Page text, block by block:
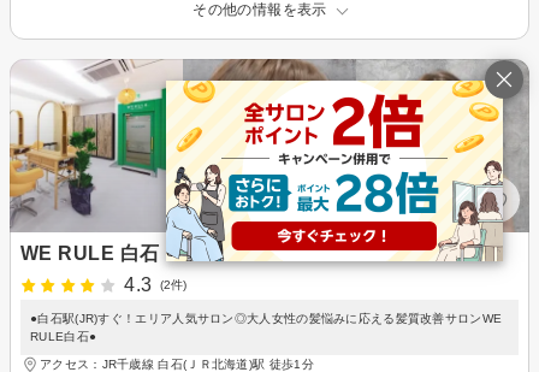
その他の情報を表示
WE RULE 白石
4.3
(2件)
●白石駅(JR)すぐ！エリア人気サロン◎大人女性の髪悩みに応える髪質改善サロンWE
RULE白石●
アクセス：JR千歳線 白石(ＪＲ北海道)駅 徒歩1分